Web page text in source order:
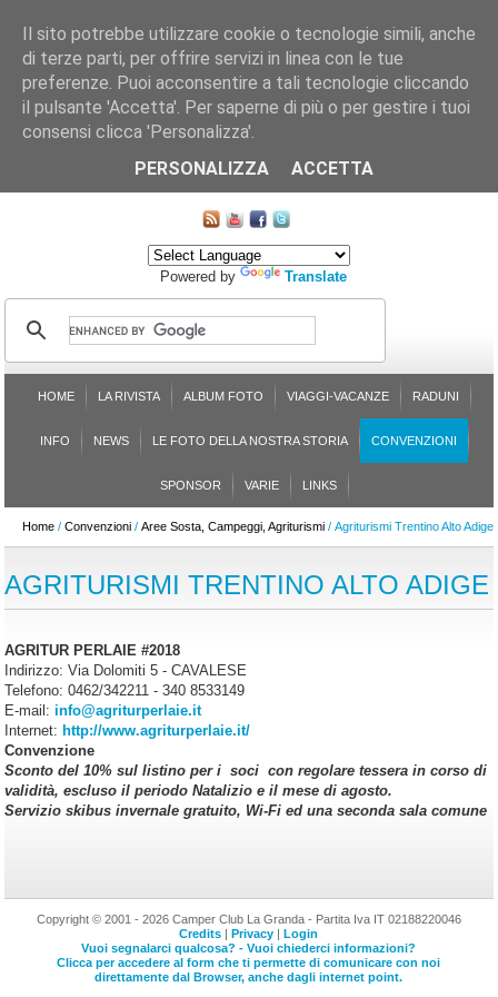
CHI SIAMO LE SEZIONI ASSICURGRANDA
ISCRIZIONE L'AVVOCATO RISPONDE SONDAGGI
Powered by Translate
HOME LA RIVISTA ALBUM FOTO VIAGGI-VACANZE RADUNI
INFO NEWS LE FOTO DELLA NOSTRA STORIA CONVENZIONI
SPONSOR VARIE LINKS
Home/ Convenzioni/ Aree Sosta, Campeggi, Agriturismi/ Agriturismi Trentino Alto Adige
AGRITURISMI TRENTINO ALTO ADIGE
AGRITUR PERLAIE #2018
Indirizzo: Via Dolomiti 5 - CAVALESE
Telefono: 0462/342211 - 340 8533149
E-mail:info@agriturperlaie.it
Internet: http://www.agriturperlaie.it/
Convenzione
Sconto del 10% sul listino per i soci con regolare tessera in corso di
validità, escluso il periodo Natalizio e il mese di agosto.
Servizio skibus invernale gratuito, Wi-Fi ed una seconda sala comune
Copyright © 2001 - 2026 Camper Club La Granda - Partita Iva IT 02188220046
Credits |Privacy |Login
Vuoi segnalarci qualcosa? - Vuoi chiederci informazioni?
Clicca per accedere al form che ti permette di comunicare con noi
direttamente dal Browser, anche dagli internet point.
Il sito potrebbe utilizzare cookie o tecnologie simili, anche
di terze parti, per offrire servizi in linea con le tue
preferenze. Puoi acconsentire a tali tecnologie cliccando
il pulsante 'Accetta'. Per saperne di più o per gestire i tuoi
consensi clicca 'Personalizza'.
PERSONALIZZA
ACCETTA